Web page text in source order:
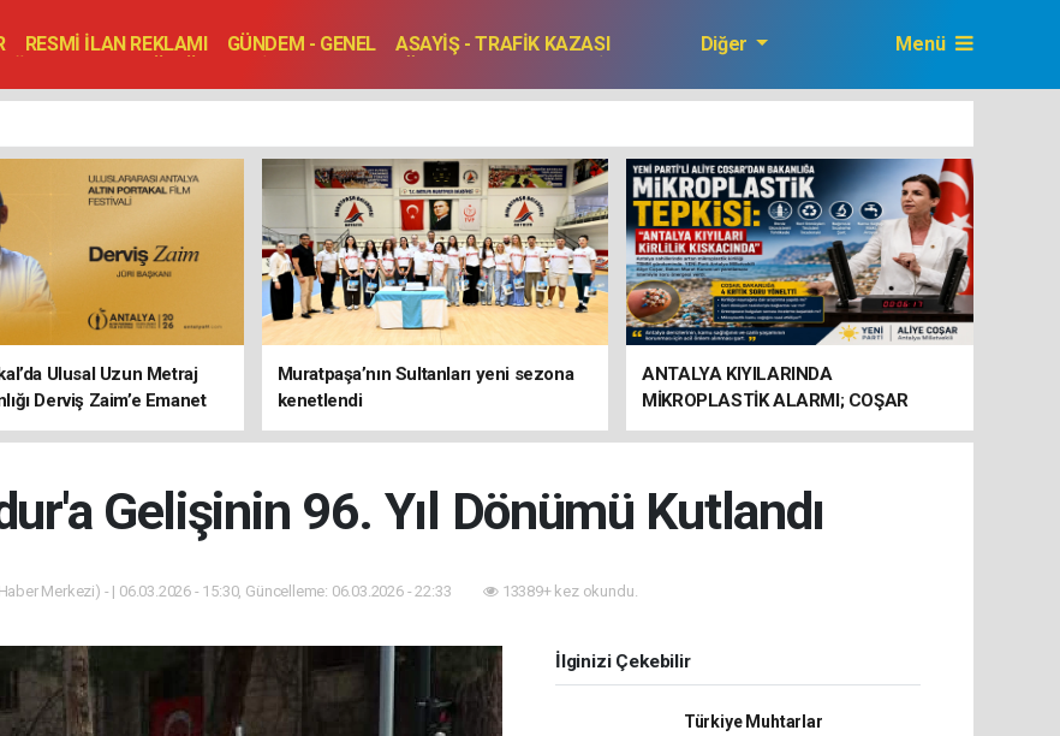
RESMİ İLAN REKLAMI GÜNDEM - GENEL
ASAYİŞ - TRAFİK KAZASI
TOPLANTI - DÜĞÜN
Diğer Menü
Ulusal Uzun Metraj
Derviş Zaim’e Emanet
Muratpaşa’nın Sultanları yeni sezona
kenetlendi
ANTALYA KIYILARINDA
MİKROPLASTİK ALARMI; COŞAR
BAKANLIĞA HAREKETE GEÇİN
Gelişinin 96. Yıl Dönümü Kutlandı
Merkezi) - | 06.03.2026 - 15:30, Güncelleme: 06.03.2026 - 22:33 13389+ kez okundu.
İlginizi Çekebilir
Türkiye Muhtarlar